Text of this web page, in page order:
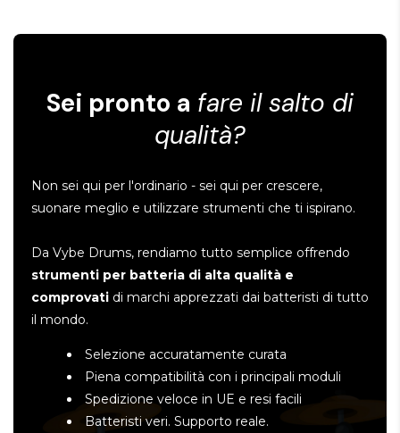
Sei pronto a fare il salto di
qualità?
Non sei qui per l'ordinario - sei qui per crescere,
suonare meglio e utilizzare strumenti che ti ispirano.
Da Vybe Drums, rendiamo tutto semplice offrendo
strumenti per batteria di alta qualità e
comprovati di marchi apprezzati dai batteristi di tutto
il mondo.
Selezione accuratamente curata
Piena compatibilità con i principali moduli
Spedizione veloce in UE e resi facili
Batteristi veri. Supporto reale.